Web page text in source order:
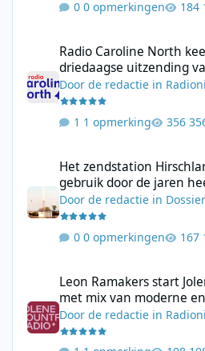
0 opmerkingen
Radio Caroline North
driedaagse uitzending
Doorde redactie in
1 opmerking
Het zendstation
gebruik door de jaren
Doorde redactie in Dossier
0 opmerkingen
Leon Ramakers start
met mix van moderne
Doorde redactie in